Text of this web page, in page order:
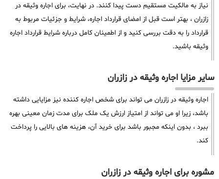
نیاز به مالکیت مستقیم دست پیدا کنند. در نهایت، برای اجاره وثیقه در
زازران ، بهتر است قبل از امضای قرارداد اجاره، شرایط و جزئیات مربوط به
قرارداد را به دقت بررسی کنید و از اطمینان کامل درباره شرایط قرارداد اجاره
وثیقه باشید.
سایر مزایا اجاره وثیقه در زازران
اجاره وثیقه در زازران می تواند برای شخص اجاره کننده نیز مزایایی داشته
باشد، زیرا او می تواند از امتیاز ارزش یک ملک برای مدت زمان معینی بهره
ببرد ، بدون اینکه مجبور باشد برای خرید آن، هزینه های بالایی را پرداخت
کند.
مشوره برای اجاره وثیقه در زازران